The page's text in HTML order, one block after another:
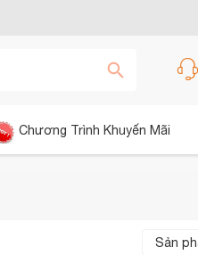
Chương Trình Khuyến Mãi